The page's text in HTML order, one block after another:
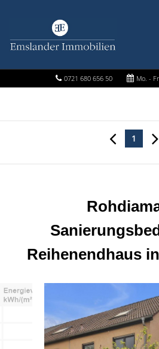
0721 680 656 50 Mo. -
1
Reihenendhaus